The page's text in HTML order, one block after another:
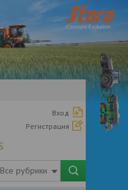
Вход
Регистрация
Все рубрики